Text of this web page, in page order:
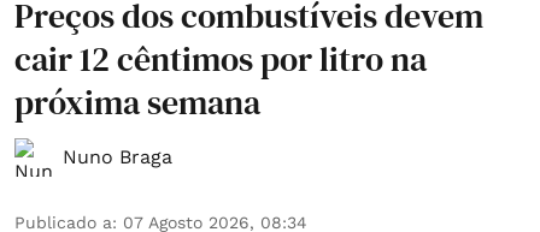
Preços dos combustíveis devem
cair 12 cêntimos por litro na
próxima semana
Nuno Braga
Publicado a: 07 Agosto 2026, 08:34